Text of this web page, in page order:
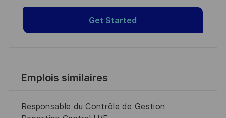
Get Started
Emplois similaires
Responsable du Contrôle de Gestion